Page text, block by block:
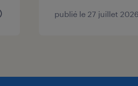
publié le 27 juillet 2026